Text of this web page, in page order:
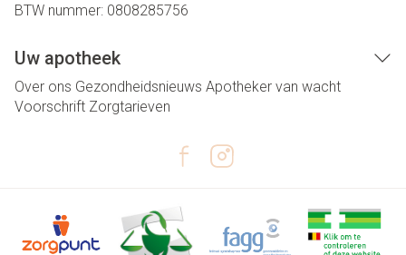
BTW nummer: 0808285756
Uw apotheek
Over ons Gezondheidsnieuws Apotheker van wacht
Voorschrift Zorgtarieven